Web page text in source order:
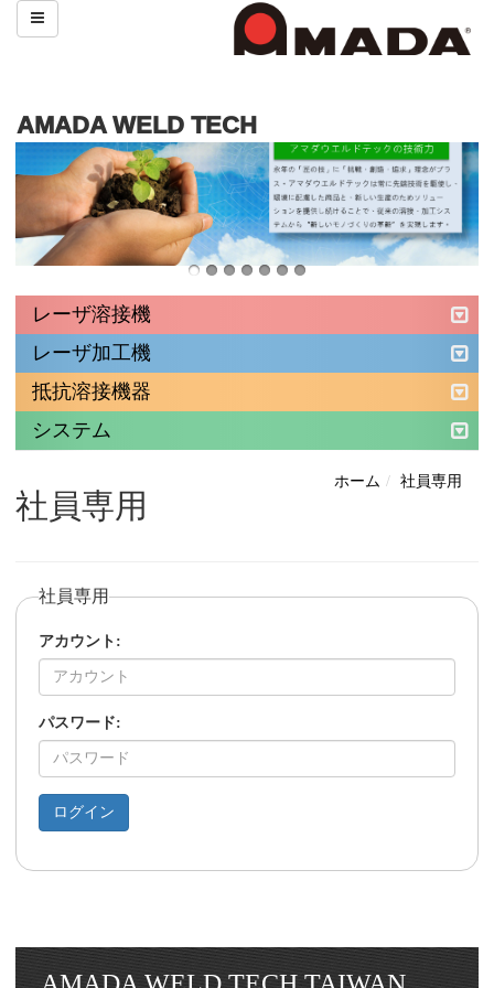
AMADA WELD TECH
レーザ溶接機
レーザ加工機
抵抗溶接機器
システム
ホーム 社員専用
社員専用
社員専用
アカウント:
パスワード: